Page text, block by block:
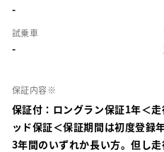
-
試乗車
-
保証内容※
保証付：ロングラン保証1年＜
ッド保証＜保証期間は初度登録
3年間のいずれか長い方。但し